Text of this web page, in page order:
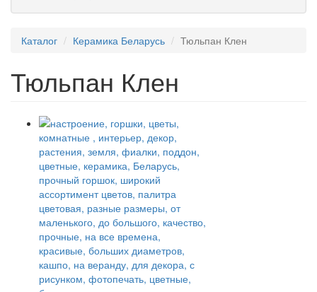
Каталог Керамика Беларусь Тюльпан Клен
Тюльпан Клен